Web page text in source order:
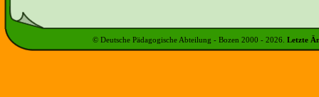
© Deutsche Pädagogische Abteilung - Bozen 2000 - 2026 Letzte